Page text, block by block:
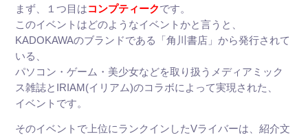
まず、１つ目はコンプティークです。
このイベントはどのようなイベントかと言うと、
KADOKAWAのブランドである「角川書店」から発行されて
いる、
パソコン・ゲーム・美少女などを取り扱うメディアミック
ス雑誌とIRIAM(イリアム)のコラボによって実現された、
イベントです。
そのイベントで上位にランクインしたVライバーは、紹介文